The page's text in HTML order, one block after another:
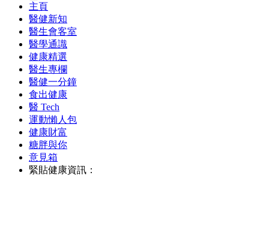
主頁
醫健新知
醫生會客室
醫學通識
健康精選
醫生專欄
醫健一分鐘
食出健康
醫 Tech
運動懶人包
健康財富
糖胖與你
意見箱
緊貼健康資訊：